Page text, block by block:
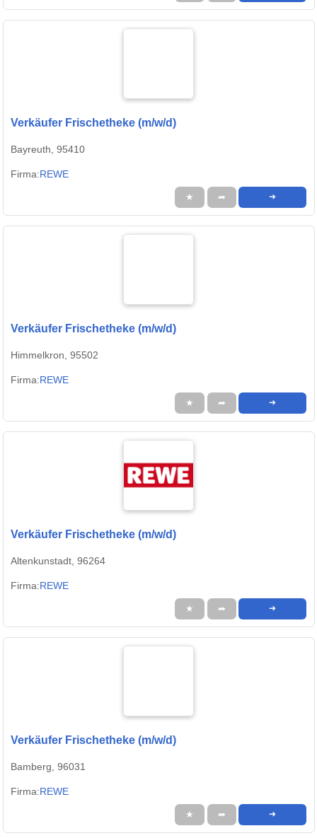
Verkäufer Frischetheke (m/w/d)
Bayreuth, 95410
Firma:REWE
★ ➦ ➜
Verkäufer Frischetheke (m/w/d)
Himmelkron, 95502
Firma:REWE
★ ➦ ➜
Verkäufer Frischetheke (m/w/d)
Altenkunstadt, 96264
Firma:REWE
★ ➦ ➜
Verkäufer Frischetheke (m/w/d)
Bamberg, 96031
Firma:REWE
★ ➦ ➜